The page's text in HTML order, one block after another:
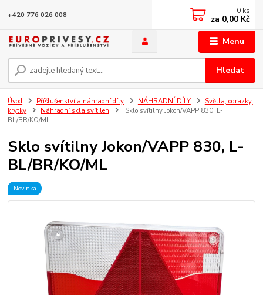
Menu
Hledat
+420 776 026 008 0 ks
za 0,00 Kč
Úvod Příšlušenství a náhradní díly NÁHRADNÍ DÍLY
Světla, odrazky,
krytky
Náhradní skla svítilen
Sklo svítilny Jokon/VAPP 830, L-
BL/BR/KO/ML
Sklo svítilny Jokon/VAPP 830, L-
BL/BR/KO/ML
Novinka